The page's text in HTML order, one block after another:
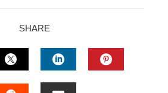
SHARE
TWITTERLINKEDIN